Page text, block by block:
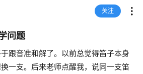
关注
问题
跟音准和解了。以前总觉得笛子本身
一支。后来老师点醒我，说同一支笛